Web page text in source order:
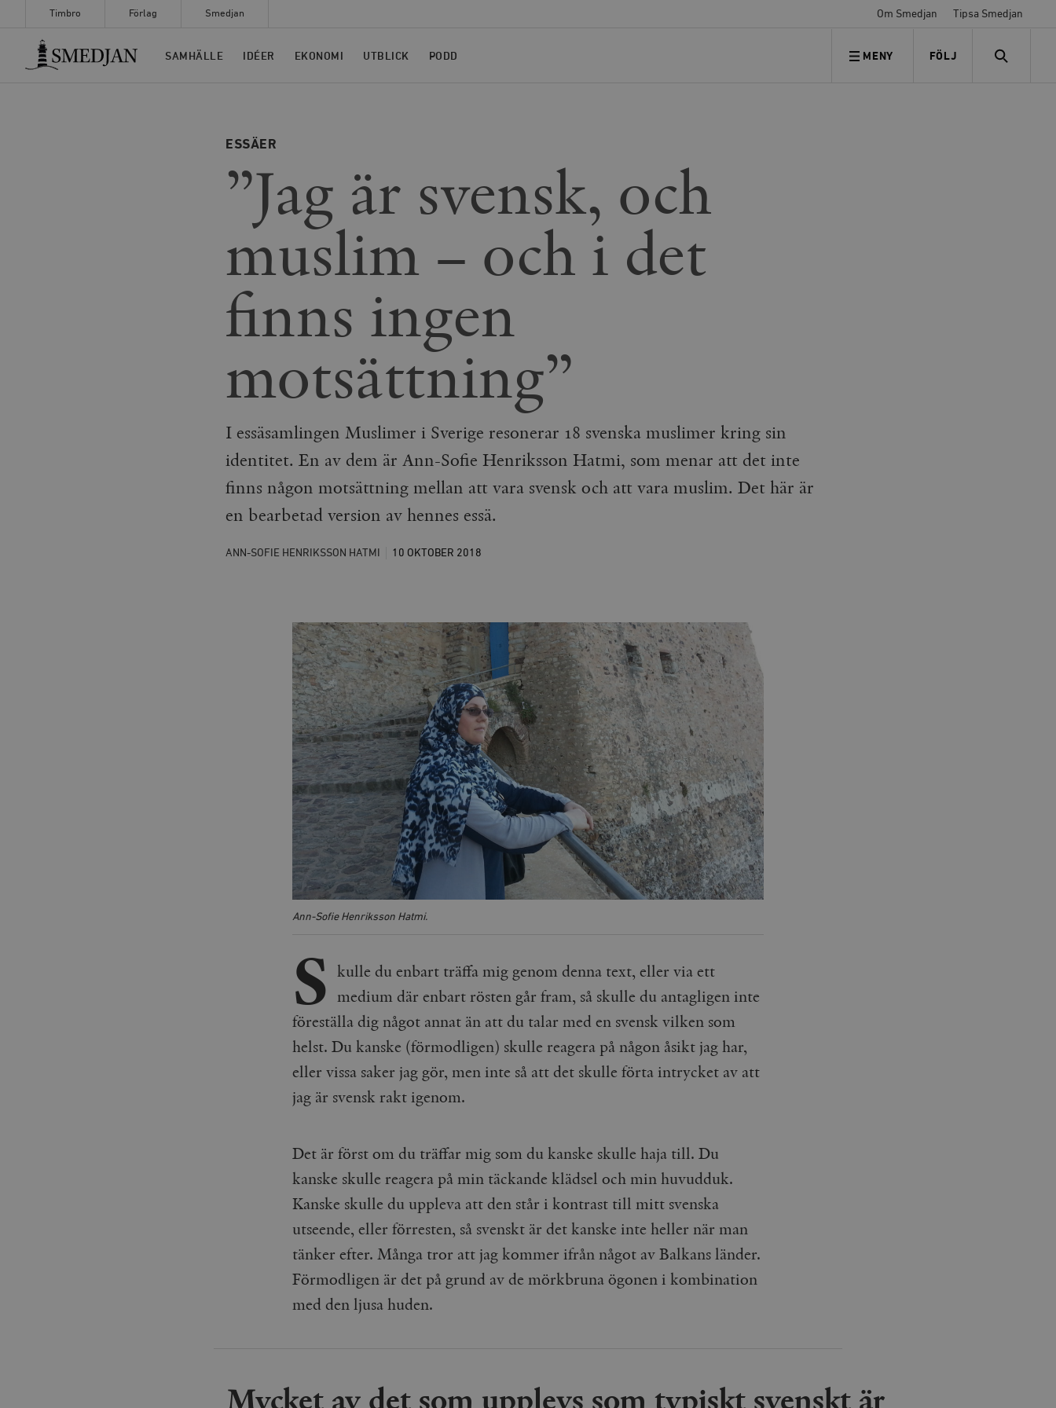
Timbro Förlag Smedjan Om Smedjan Tipsa Smedjan
Timbro
SAMHÄLLE IDÉER EKONOMI UTBLICK PODD MENY FÖLJ
FÖLJ OSS SEARCH
ESSÄER
”Jag är svensk, och
muslim – och i det
finns ingen
motsättning”
I essäsamlingen Muslimer i Sverige resonerar 18 svenska muslimer kring sin
identitet. En av dem är Ann-Sofie Henriksson Hatmi, som menar att det inte
finns någon motsättning mellan att vara svensk och att vara muslim. Det här är
en bearbetad version av hennes essä.
ANN-SOFIE HENRIKSSON HATMI 10 OKTOBER 2018
Ann-Sofie Henriksson Hatmi.
S kulle du enbart träffa mig genom denna text, eller via ett
medium där enbart rösten går fram, så skulle du antagligen inte
föreställa dig något annat än att du talar med en svensk vilken som
helst. Du kan­ske (förmodligen) skulle reagera på någon åsikt jag har,
eller vissa saker jag gör, men inte så att det skulle förta intrycket av att
jag är svensk rakt igenom.
Det är först om du träffar mig som du kanske skulle haja till. Du
kanske skulle reagera på min täckande klädsel och min huvudduk.
Kanske skulle du uppleva att den står i kontrast till mitt svenska
utseende, eller förresten, så svenskt är det kanske inte heller när man
tänker efter. Många tror att jag kommer ifrån något av Balkans länder.
Förmodligen är det på grund av de mörkbruna ögo­nen i kombination
med den ljusa huden.
Mycket av det som upplevs som typiskt svenskt är